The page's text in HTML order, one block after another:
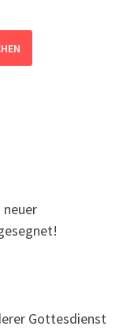
neuer
Gottesdienst